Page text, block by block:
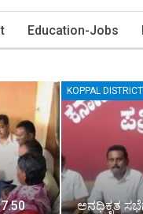
Education-Jobs
KOPPAL
ಅನಧಿಕೃತ